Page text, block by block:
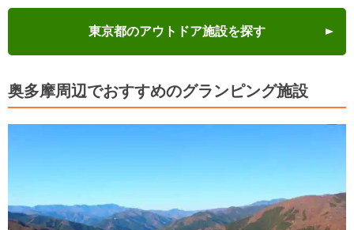
東京都のアウトドア施設を探す
奥多摩周辺でおすすめのグランピング施設